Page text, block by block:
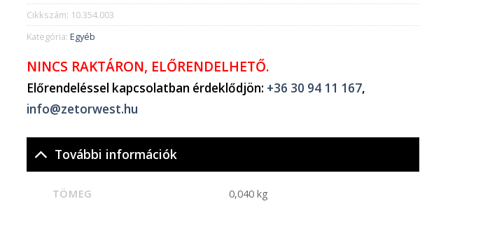
Cikkszám: 10.354.003
Kategória: Egyéb
NINCS RAKTÁRON, ELŐRENDELHETŐ.
Előrendeléssel kapcsolatban érdeklődjön: +36 30 94 11 167,
info@zetorwest.hu
További információk
TÖMEG 0,040 kg